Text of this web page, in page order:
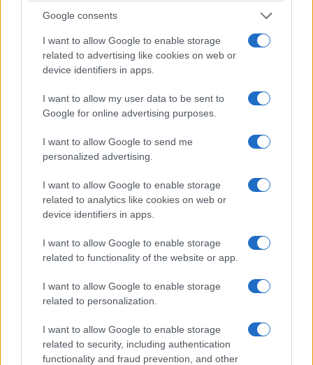
Google consents
I want to allow Google to enable storage
related to advertising like cookies on web or
device identifiers in apps.
I want to allow my user data to be sent to
Google for online advertising purposes.
I want to allow Google to send me
personalized advertising.
I want to allow Google to enable storage
related to analytics like cookies on web or
device identifiers in apps.
I want to allow Google to enable storage
related to functionality of the website or app.
I want to allow Google to enable storage
related to personalization.
I want to allow Google to enable storage
related to security, including authentication
functionality and fraud prevention, and other